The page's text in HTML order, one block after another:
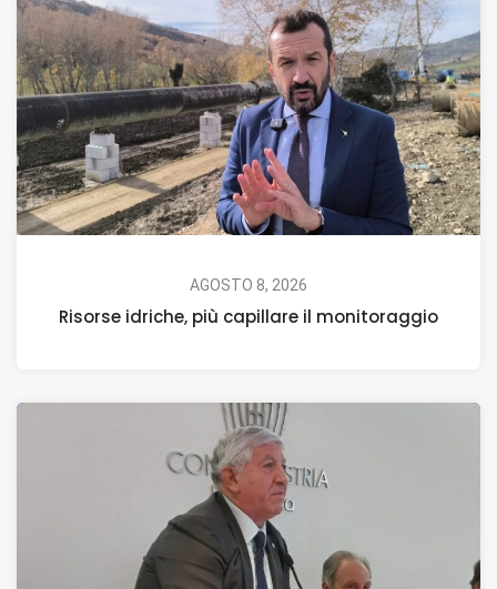
AGOSTO 8, 2026
Risorse idriche, più capillare il monitoraggio